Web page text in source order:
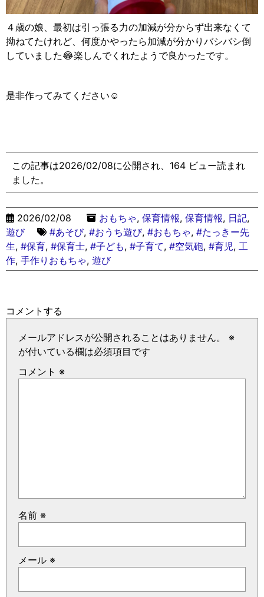
４歳の娘、最初は引っ張る力の加減が分からず出来なくて
拗ねてたけれど、何度かやったら加減が分かりバシバシ倒
していました😂楽しんでくれたようで良かったです。
是非作ってみてください☺️
この記事は2026/02/08に公開され、164 ビュー読まれ
ました。
2026/02/08 おもちゃ, 保育情報, 保育情報, 日記,
遊び
#あそび, #おうち遊び, #おもちゃ, #たっきー先
生, #保育, #保育士, #子ども, #子育て, #空気砲, #育児, 工
作, 手作りおもちゃ, 遊び
コメントする
メールアドレスが公開されることはありません。
※
が付いている欄は必須項目です
コメント ※
名前 ※
メール ※